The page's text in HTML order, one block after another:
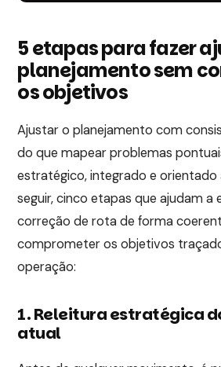
5 etapas para fazer
planejamento sem
os objetivos
Ajustar o planejamento com
do que mapear problemas
estratégico, integrado e orientado
seguir, cinco etapas que ajudam a
correção de rota de forma
comprometer os objetivos
operação:
1. Releitura estratégica
atual